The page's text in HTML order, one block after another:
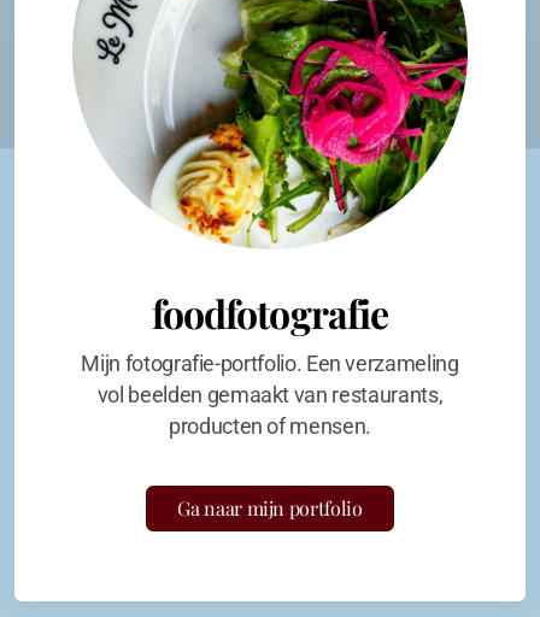
foodfotografie
Mijn fotografie-portfolio. Een verzameling
vol beelden gemaakt van restaurants,
producten of mensen.
Ga naar mijn portfolio